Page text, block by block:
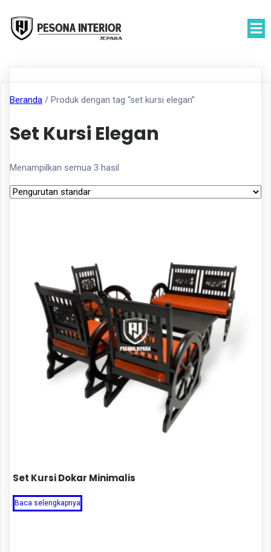
Beranda / Produk dengan tag “set kursi elegan”
Set Kursi Elegan
Menampilkan semua 3 hasil
Set Kursi Dokar Minimalis
Baca selengkapnya